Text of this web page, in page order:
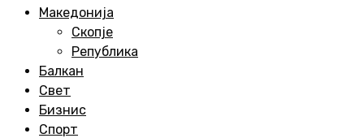
Македонија
Скопје
Република
Балкан
Свет
Бизнис
Спорт